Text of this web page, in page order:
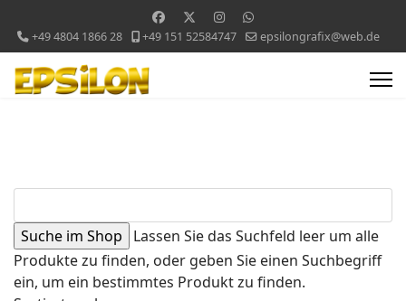
+49 4804 1866 28 +49 151 52584747 epsilongrafix@web.de
Lassen Sie das Suchfeld leer um alle
Produkte zu finden, oder geben Sie einen Suchbegriff
ein, um ein bestimmtes Produkt zu finden.